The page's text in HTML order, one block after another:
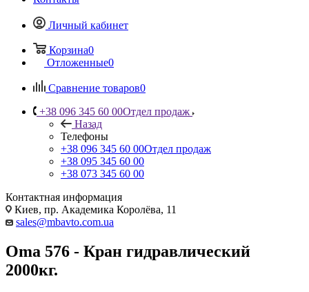
Личный кабинет
Корзина0
Отложенные0
Сравнение товаров0
+38 096 345 60 00Отдел продаж
Назад
Телефоны
+38 096 345 60 00Отдел продаж
+38 095 345 60 00
+38 073 345 60 00
Контактная информация
Киев, пр. Академика Королёва, 11
sales@mbavto.com.ua
Oma 576 - Кран гидравлический
2000кг.